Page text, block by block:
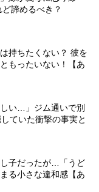
諦めるべき？
持ちたくない？ 彼を
もったいない！【あ
い…」ジム通いで別
ていた衝撃の事実と
子だったが…「うど
る小さな違和感【あ